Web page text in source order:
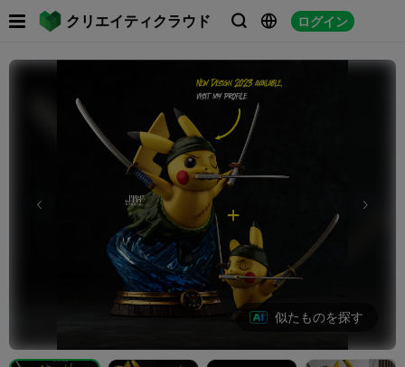
クリエイティクラウド   ログイン
 
似たものを探す